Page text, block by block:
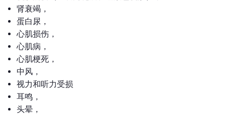
肾衰竭，
蛋白尿，
心肌损伤，
心肌病，
心肌梗死，
中风，
视力和听力受损
耳鸣，
头晕，